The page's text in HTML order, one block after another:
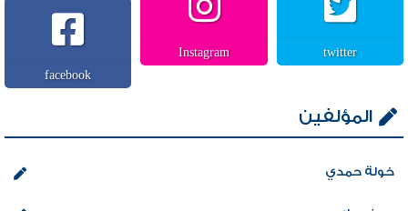
twitter
Instagram
facebook
المؤلفين
خولة حمدي